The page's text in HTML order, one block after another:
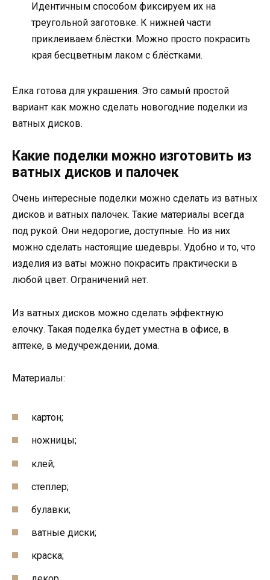
Идентичным способом фиксируем их на
треугольной заготовке. К нижней части
приклеиваем блёстки. Можно просто покрасить
края бесцветным лаком с блёстками.
Ёлка готова для украшения. Это самый простой
вариант как можно сделать новогодние поделки из
ватных дисков.
Какие поделки можно изготовить из
ватных дисков и палочек
Очень интересные поделки можно сделать из ватных
дисков и ватных палочек. Такие материалы всегда
под рукой. Они недорогие, доступные. Но из них
можно сделать настоящие шедевры. Удобно и то, что
изделия из ваты можно покрасить практически в
любой цвет. Ограничений нет.
Из ватных дисков можно сделать эффектную
елочку. Такая поделка будет уместна в офисе, в
аптеке, в медучреждении, дома.
Материалы:
картон;
ножницы;
клей;
степлер;
булавки;
ватные диски;
краска;